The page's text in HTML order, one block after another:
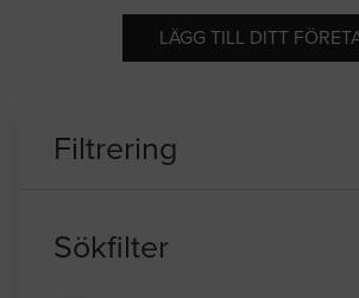
LÄGG TILL DITT
Filtrering
Sökfilter